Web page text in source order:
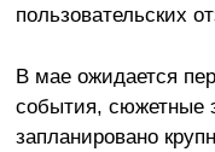
пользовательских
В мае ожидается
события, сюжетные
запланировано